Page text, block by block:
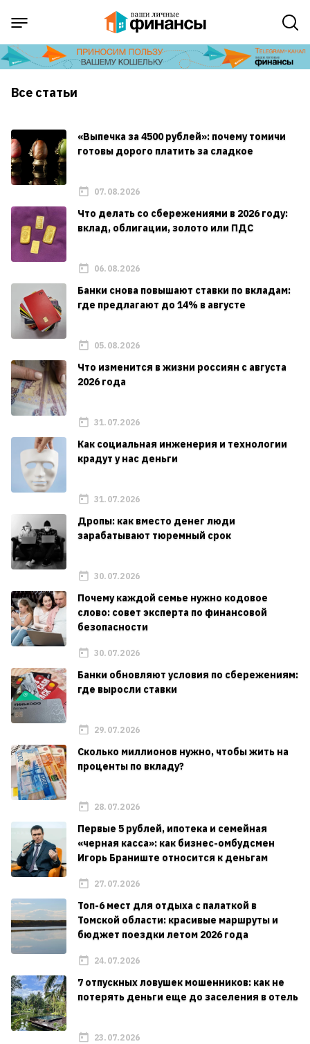
Все статьи
«Выпечка за 4500 рублей»: почему томичи
готовы дорого платить за сладкое
07.08.2026
Что делать со сбережениями в 2026 году:
вклад, облигации, золото или ПДС
06.08.2026
Банки снова повышают ставки по вкладам:
где предлагают до 14% в августе
05.08.2026
Что изменится в жизни россиян с августа
2026 года
31.07.2026
Как социальная инженерия и технологии
крадут у нас деньги
31.07.2026
Дропы: как вместо денег люди
зарабатывают тюремный срок
30.07.2026
Почему каждой семье нужно кодовое
слово: совет эксперта по финансовой
безопасности
30.07.2026
Банки обновляют условия по сбережениям:
где выросли ставки
29.07.2026
Сколько миллионов нужно, чтобы жить на
проценты по вкладу?
28.07.2026
Первые 5 рублей, ипотека и семейная
«черная касса»: как бизнес-омбудсмен
Игорь Браниште относится к деньгам
27.07.2026
Топ-6 мест для отдыха с палаткой в
Томской области: красивые маршруты и
бюджет поездки летом 2026 года
24.07.2026
7 отпускных ловушек мошенников: как не
потерять деньги еще до заселения в отель
23.07.2026